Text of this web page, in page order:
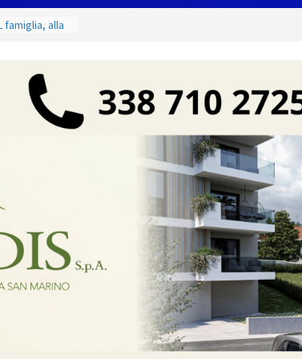
famiglia, alla
Incendi
dal 3 al 9
Marino
per
di Marcinelle
collettiva